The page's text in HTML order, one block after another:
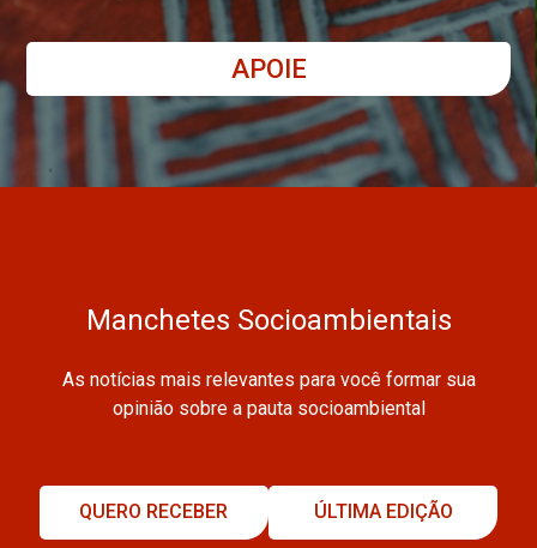
APOIE
Manchetes Socioambientais
As notícias mais relevantes para você formar sua
opinião sobre a pauta socioambiental
QUERO RECEBER ÚLTIMA EDIÇÃO